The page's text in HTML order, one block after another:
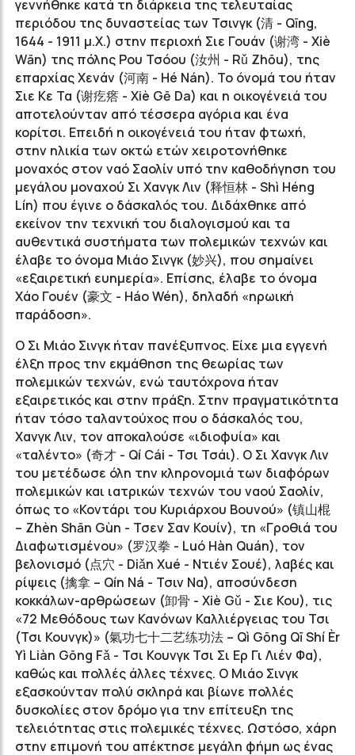
γεννήθηκε κατά τη διάρκεια της τελευταίας
περιόδου της δυναστείας των Τσινγκ (清 - Qīng,
1644 - 1911 μ.Χ.) στην περιοχή Σιε Γουάν (谢湾 - Xiè
Wān) της πόλης Ρου Τσόου (汝州 - Rǔ Zhōu), της
επαρχίας Χενάν (河南 - Hé Nán). Το όνομά του ήταν
Σιε Κε Τα (谢疙瘩 - Xiè Gē Da) και η οικογένειά του
αποτελούνταν από τέσσερα αγόρια και ένα
κορίτσι. Επειδή η οικογένειά του ήταν φτωχή,
στην ηλικία των οκτώ ετών χειροτονήθηκε
μοναχός στον ναό Σαολίν υπό την καθοδήγηση του
μεγάλου μοναχού Σι Χανγκ Λιν (释恒林 - Shì Héng
Lín) που έγινε ο δάσκαλός του. Διδάχθηκε από
εκείνον την τεχνική του διαλογισμού και τα
αυθεντικά συστήματα των πολεμικών τεχνών και
έλαβε το όνομα Μιάο Σινγκ (妙兴), που σημαίνει
«εξαιρετική ευημερία». Επίσης, έλαβε το όνομα
Χάο Γουέν (豪文 - Háo Wén), δηλαδή «ηρωική
παράδοση».
Ο Σι Μιάο Σινγκ ήταν πανέξυπνος. Είχε μια εγγενή
έλξη προς την εκμάθηση της θεωρίας των
πολεμικών τεχνών, ενώ ταυτόχρονα ήταν
εξαιρετικός και στην πράξη. Στην πραγματικότητα
ήταν τόσο ταλαντούχος που ο δάσκαλός του,
Χανγκ Λιν, τον αποκαλούσε «ιδιοφυία» και
«ταλέντο» (奇才 - Qí Cái - Τσι Τσάι). Ο Σι Χανγκ Λιν
του μετέδωσε όλη την κληρονομιά των διαφόρων
πολεμικών και ιατρικών τεχνών του ναού Σαολίν,
όπως το «Κοντάρι του Κυριάρχου Βουνού» (镇山棍
– Zhèn Shān Gùn - Τσεν Σαν Κουίν), τη «Γροθιά του
Διαφωτισμένου» (罗汉拳 - Luó Hàn Quán), τον
βελονισμό (点穴 - Diǎn Xué - Ντιέν Σουέ), λαβές και
ρίψεις (擒拿 – Qín Ná - Τσιν Να), αποσύνδεση
κοκκάλων-αρθρώσεων (卸骨 - Xiè Gǔ - Σιε Κου), τις
«72 Μεθόδους των Κανόνων Καλλιέργειας του Τσι
(Τσι Κουνγκ)» (氣功七十二艺练功法 – Qì Gōng Qī Shí Èr
Yì Liàn Gōng Fǎ - Τσι Κουνγκ Τσι Σι Ερ Γι Λιέν Φα),
καθώς και πολλές άλλες τέχνες. Ο Μιάο Σινγκ
εξασκούνταν πολύ σκληρά και βίωνε πολλές
δυσκολίες στον δρόμο για την επίτευξη της
τελειότητας στις πολεμικές τέχνες. Ωστόσο, χάρη
στην επιμονή του απέκτησε μεγάλη φήμη ως ένας